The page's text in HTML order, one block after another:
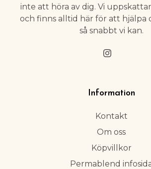
inte att höra av dig. Vi
och finns alltid här för att hjälpa
så snabbt vi kan.
Information
Kontakt
Om oss
Köpvillkor
Permablend